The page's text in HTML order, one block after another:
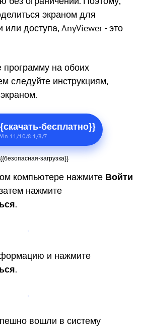
экраном для
доступа, AnyViewer - это
программу на обоих
следуйте инструкциям,
бесплатно}}
11/10/8.1/8/7
{{безопасная-загрузка}}
компьютере нажмите Войти
нажмите
.
и нажмите
.
вошли в систему